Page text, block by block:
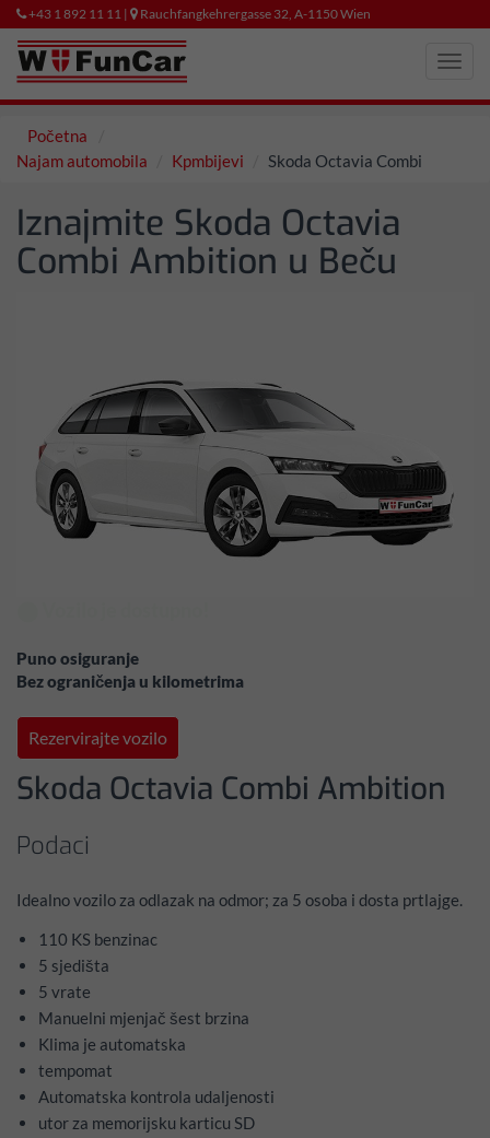
+43 1 892 11 11 | Rauchfangkehrergasse 32, A-1150 Wien
Početna
Najam automobila
Kpmbijevi Skoda Octavia Combi
Iznajmite Skoda Octavia
Combi Ambition u Beču
Puno osiguranje
Bez ograničenja u kilometrima
Rezervirajte vozilo
Skoda Octavia Combi Ambition
Podaci
Idealno vozilo za odlazak na odmor; za 5 osoba i dosta prtlajge.
110 KS benzinac
5 sjedišta
5 vrate
Manuelni mjenjač šest brzina
Klima je automatska
tempomat
Automatska kontrola udaljenosti
utor za memorijsku karticu SD